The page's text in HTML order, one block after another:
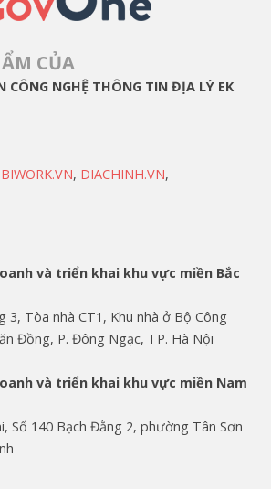
CỦA
CÔNG NGHỆ THÔNG TIN ĐỊA LÝ EK
, DIACHINH.VN,
và triển khai khu vực miền Bắc
3, Tòa nhà CT1, Khu nhà ở Bộ Công
Đồng, P. Đông Ngạc, TP. Hà Nội
và triển khai khu vực miền Nam
Số 140 Bạch Đằng 2, phường Tân Sơn